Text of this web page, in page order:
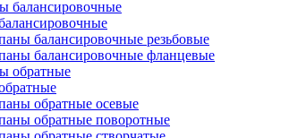
балансировочные резьбовые
балансировочные фланцевые
обратные осевые
обратные поворотные